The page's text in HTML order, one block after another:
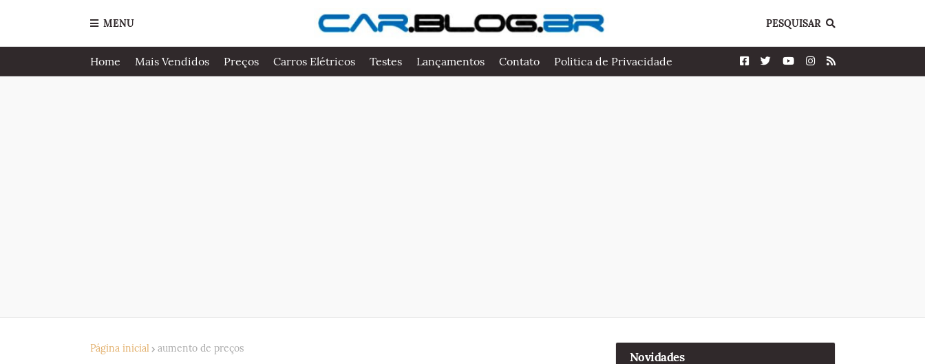
MENU PESQUISAR
Home Mais Vendidos Preços Carros Elétricos Testes Lançamentos Contato Politica de Privacidade
Página inicial aumento de preços
Novidades